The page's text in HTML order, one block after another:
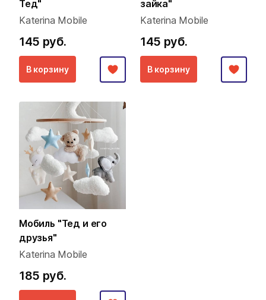
Тед"
Katerina Mobile
145 руб.
В корзину
зайка"
Katerina Mobile
145 руб.
В корзину
Мобиль "Тед и его
друзья"
Katerina Mobile
185 руб.